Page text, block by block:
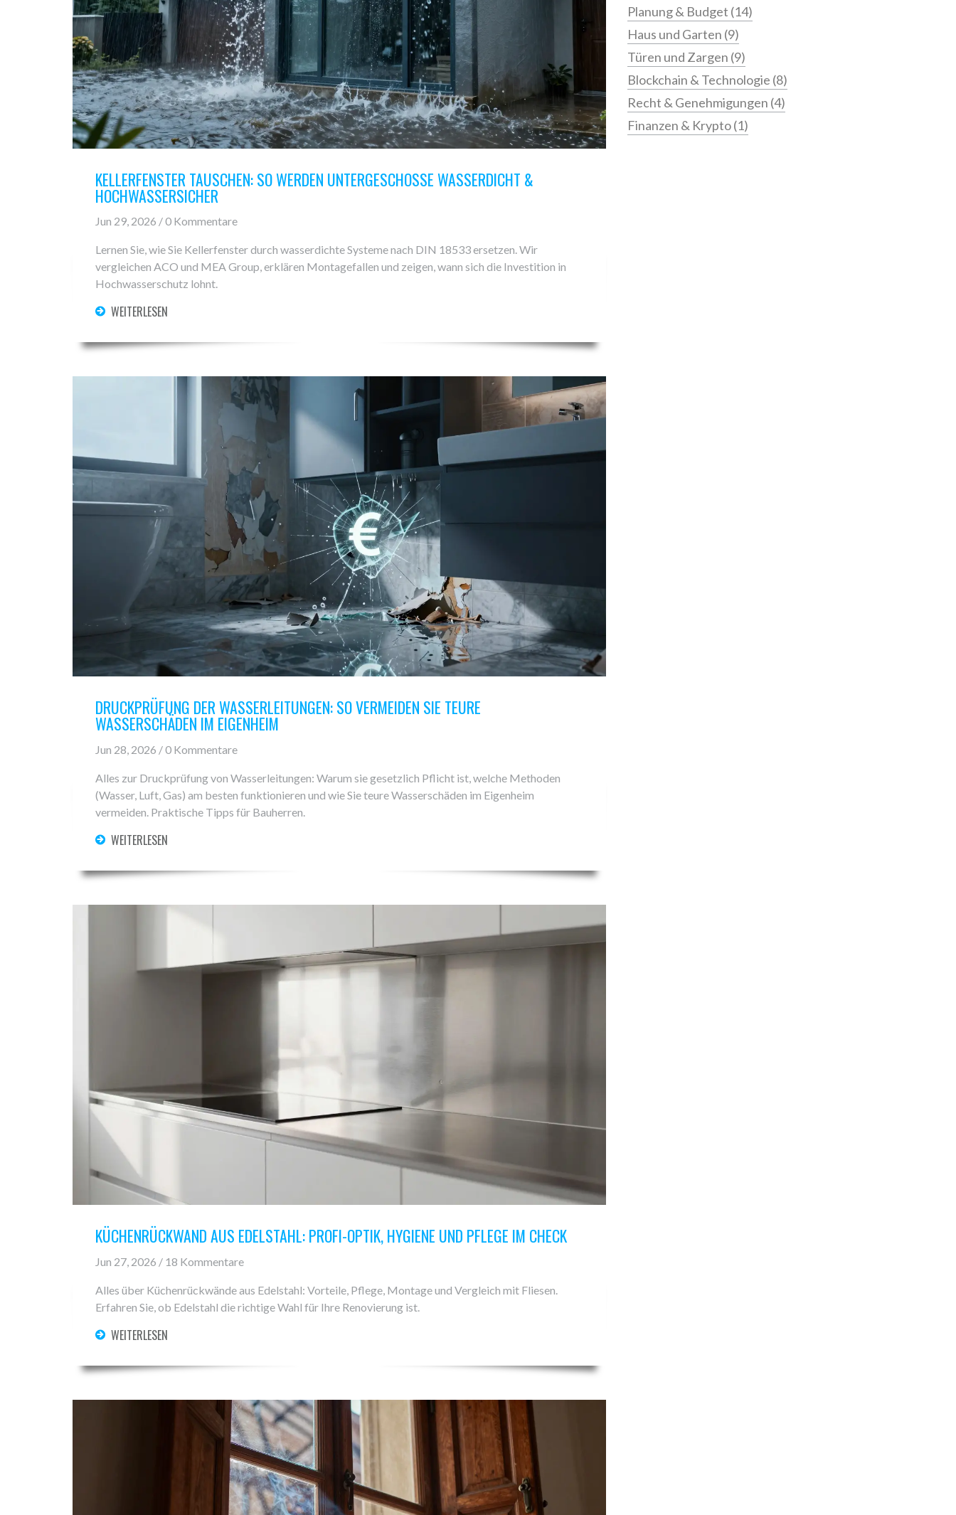
KELLERFENSTER TAUSCHEN: SO WERDEN UNTERGESCHOSSE WASSERDICHT &
HOCHWASSERSICHER
Jun 29, 2026 / 0 Kommentare
Lernen Sie, wie Sie Kellerfenster durch wasserdichte Systeme nach DIN 18533 ersetzen. Wir
vergleichen ACO und MEA Group, erklären Montagefallen und zeigen, wann sich die Investition in
Hochwasserschutz lohnt.
WEITERLESEN
DRUCKPRÜFUNG DER WASSERLEITUNGEN: SO VERMEIDEN SIE TEURE
WASSERSCHÄDEN IM EIGENHEIM
Jun 28, 2026 / 0 Kommentare
Alles zur Druckprüfung von Wasserleitungen: Warum sie gesetzlich Pflicht ist, welche Methoden
(Wasser, Luft, Gas) am besten funktionieren und wie Sie teure Wasserschäden im Eigenheim
vermeiden. Praktische Tipps für Bauherren.
WEITERLESEN
KÜCHENRÜCKWAND AUS EDELSTAHL: PROFI-OPTIK, HYGIENE UND PFLEGE IM CHECK
Jun 27, 2026 / 18 Kommentare
Alles über Küchenrückwände aus Edelstahl: Vorteile, Pflege, Montage und Vergleich mit Fliesen.
Erfahren Sie, ob Edelstahl die richtige Wahl für Ihre Renovierung ist.
WEITERLESEN
Planung & Budget (14)
Haus und Garten (9)
Türen und Zargen (9)
Blockchain & Technologie (8)
Recht & Genehmigungen (4)
Finanzen & Krypto(1)